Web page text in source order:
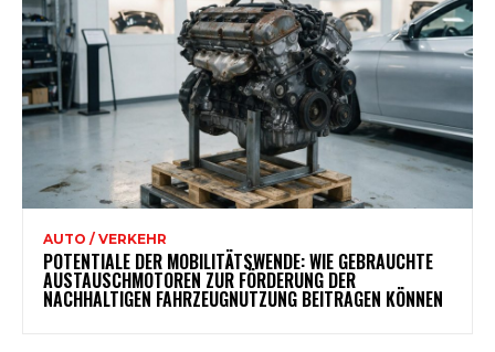
AUTO / VERKEHR
POTENTIALE DER MOBILITÄTSWENDE: WIE GEBRAUCHTE
AUSTAUSCHMOTOREN ZUR FÖRDERUNG DER
NACHHALTIGEN FAHRZEUGNUTZUNG BEITRAGEN KÖNNEN